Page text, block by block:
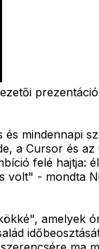
mindennapi
a Cursor és
felé hajtja:
volt" - mondta
amelyek